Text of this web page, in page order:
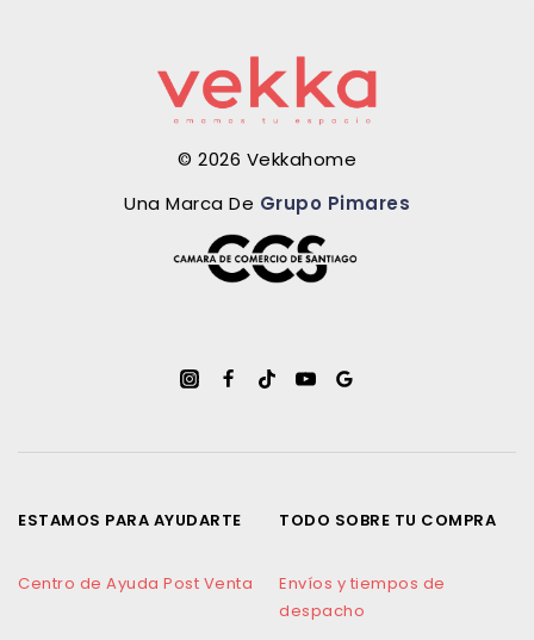
© 2026 Vekkahome
Una Marca De Grupo Pimares
ESTAMOS PARA AYUDARTE
Centro de Ayuda Post Venta
TODO SOBRE TU COMPRA
Envíos y tiempos de
despacho